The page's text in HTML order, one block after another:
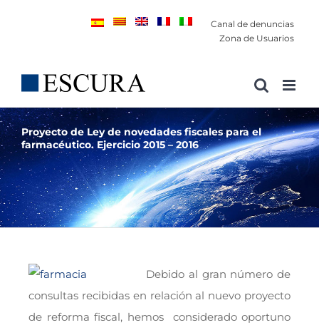
Canal de denuncias
Zona de Usuarios
Proyecto de Ley de novedades fiscales para el
farmacéutico. Ejercicio 2015 – 2016
Debido al gran número de
consultas recibidas en relación al nuevo proyecto
de reforma fiscal, hemos considerado oportuno